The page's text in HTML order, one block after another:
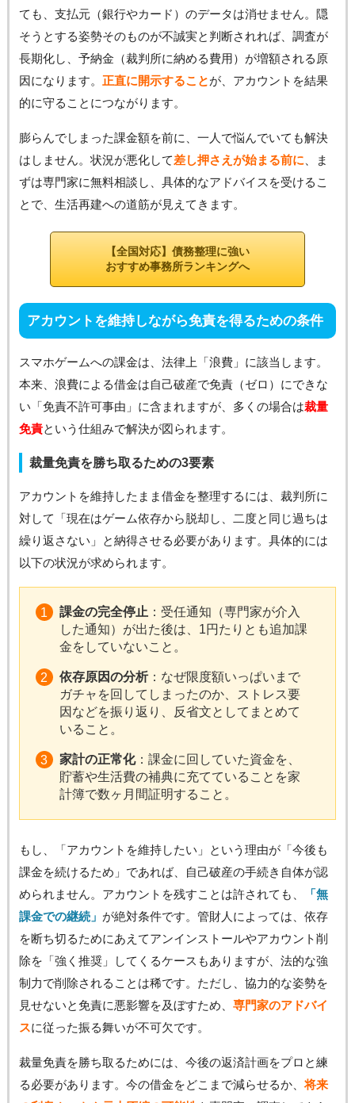
ても、支払元（銀行やカード）のデータは消せません。隠
そうとする姿勢そのものが不誠実と判断されれば、調査が
長期化し、予納金（裁判所に納める費用）が増額される原
因になります。 正直に開示することが、アカウントを結果
的に守ることにつながります。
膨らんでしまった課金額を前に、一人で悩んでいても解決
はしません。状況が悪化して差し押さえが始まる前に 、ま
ずは専門家に無料相談し、具体的なアドバイスを受けるこ
とで、生活再建への道筋が見えてきます。
【全国対応】債務整理に強い
おすすめ事務所ランキングへ
アカウントを維持しながら免責を得るための条件
スマホゲームへの課金は、法律上「浪費」に該当します。
本来、浪費による借金は自己破産で免責（ゼロ）にできな
い「免責不許可事由」に含まれますが、多くの場合は裁量
免責という仕組みで解決が図られます。
裁量免責を勝ち取るための3要素
アカウントを維持したまま借金を整理するには、裁判所に
対して「現在はゲーム依存から脱却し、二度と同じ過ちは
繰り返さない」と納得させる必要があります。具体的には
以下の状況が求められます。
課金の完全停止 ：受任通知（専門家が介入
した通知）が出た後は、1円たりとも追加課
金をしていないこと。
依存原因の分析：なぜ限度額いっぱいまで
ガチャを回してしまったのか、ストレス要
因などを振り返り、反省文としてまとめて
いること。
家計の正常化：課金に回していた資金を、
貯蓄や生活費の補典に充てていることを家
計簿で数ヶ月間証明すること。
もし、「アカウントを維持したい」という理由が「今後も
課金を続けるため」であれば、自己破産の手続き自体が認
められません。アカウントを残すことは許されても、
「無
課金での継続」 が絶対条件です。管財人によっては、依存
を断ち切るためにあえてアンインストールやアカウント削
除を「強く推奨」してくるケースもありますが、法的な強
制力で削除されることは稀です。ただし、協力的な姿勢を
見せないと免責に悪影響を及ぼすため、 専門家のアドバイ
スに従った振る舞いが不可欠です。
裁量免責を勝ち取るためには、今後の返済計画をプロと練
る必要があります。今の借金をどこまで減らせるか、将来